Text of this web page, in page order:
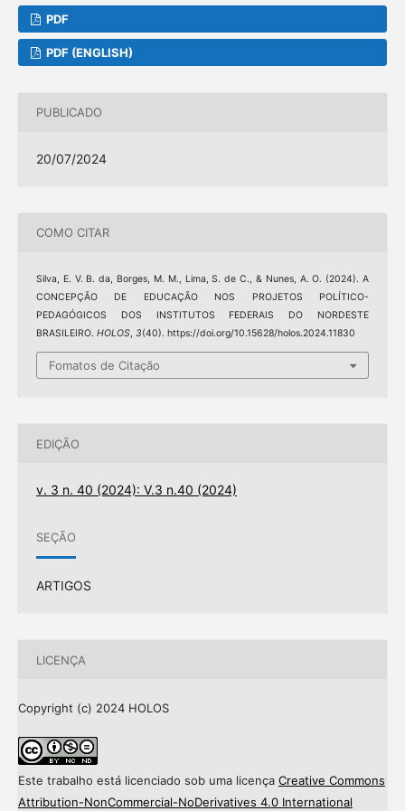
PDF
PDF (ENGLISH)
PUBLICADO
20/07/2024
COMO CITAR
Silva, E. V. B. da, Borges, M. M., Lima, S. de C., & Nunes, A. O. (2024). A
CONCEPÇÃO DE EDUCAÇÃO NOS PROJETOS POLÍTICO-
PEDAGÓGICOS DOS INSTITUTOS FEDERAIS DO NORDESTE
BRASILEIRO. HOLOS, 3(40). https://doi.org/10.15628/holos.2024.11830
Fomatos de Citação
EDIÇÃO
v. 3 n. 40 (2024): V.3 n.40 (2024)
SEÇÃO
ARTIGOS
LICENÇA
Copyright (c) 2024 HOLOS
Este trabalho está licenciado sob uma licença Creative Commons
Attribution-NonCommercial-NoDerivatives 4.0 International